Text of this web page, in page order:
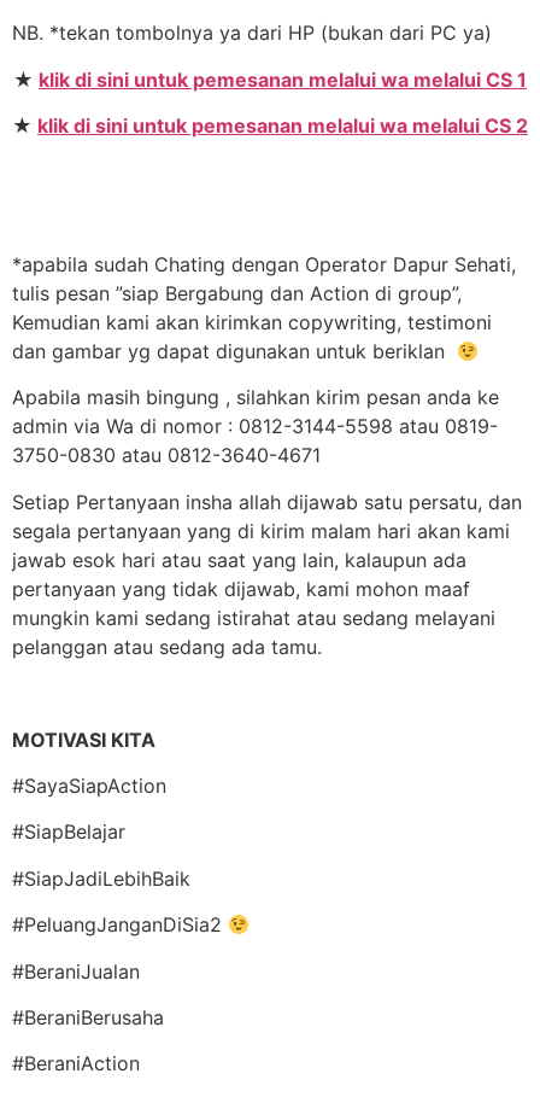
NB. *tekan tombolnya ya dari HP (bukan dari PC ya)
★ klik di sini untuk pemesanan melalui wa melalui CS 1
★ klik di sini untuk pemesanan melalui wa melalui CS 2
*apabila sudah Chating dengan Operator Dapur Sehati,
tulis pesan ”siap Bergabung dan Action di group”,
Kemudian kami akan kirimkan copywriting, testimoni
dan gambar yg dapat digunakan untuk beriklan
Apabila masih bingung , silahkan kirim pesan anda ke
admin via Wa di nomor : 0812-3144-5598 atau 0819-
3750-0830 atau 0812-3640-4671
Setiap Pertanyaan insha allah dijawab satu persatu, dan
segala pertanyaan yang di kirim malam hari akan kami
jawab esok hari atau saat yang lain, kalaupun ada
pertanyaan yang tidak dijawab, kami mohon maaf
mungkin kami sedang istirahat atau sedang melayani
pelanggan atau sedang ada tamu.
MOTIVASI KITA
#SayaSiapAction
#SiapBelajar
#SiapJadiLebihBaik
#PeluangJanganDiSia2
#BeraniJualan
#BeraniBerusaha
#BeraniAction